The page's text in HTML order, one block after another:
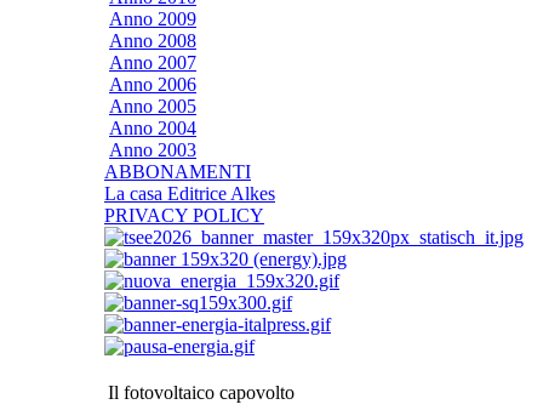
Anno 2009
Anno 2008
Anno 2007
Anno 2006
Anno 2005
Anno 2004
Anno 2003
ABBONAMENTI
La casa Editrice Alkes
PRIVACY POLICY
Il fotovoltaico capovolto